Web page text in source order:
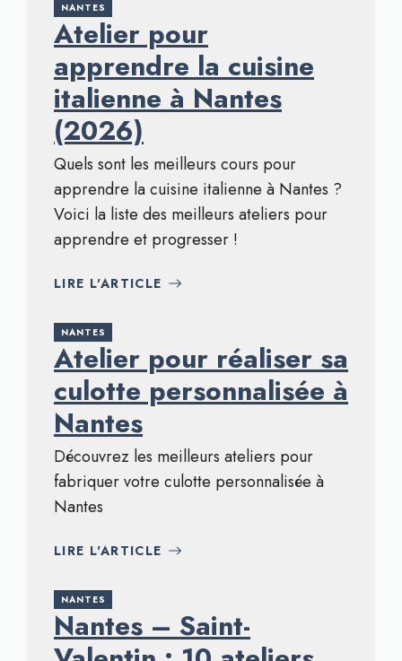
NANTES
Atelier pour
apprendre la cuisine
italienne à Nantes
(2026)
Quels sont les meilleurs cours pour
apprendre la cuisine italienne à Nantes ?
Voici la liste des meilleurs ateliers pour
apprendre et progresser !
LIRE L'ARTICLE
NANTES
Atelier pour réaliser sa
culotte personnalisée à
Nantes
Découvrez les meilleurs ateliers pour
fabriquer votre culotte personnalisée à
Nantes
LIRE L'ARTICLE
NANTES
Nantes – Saint-